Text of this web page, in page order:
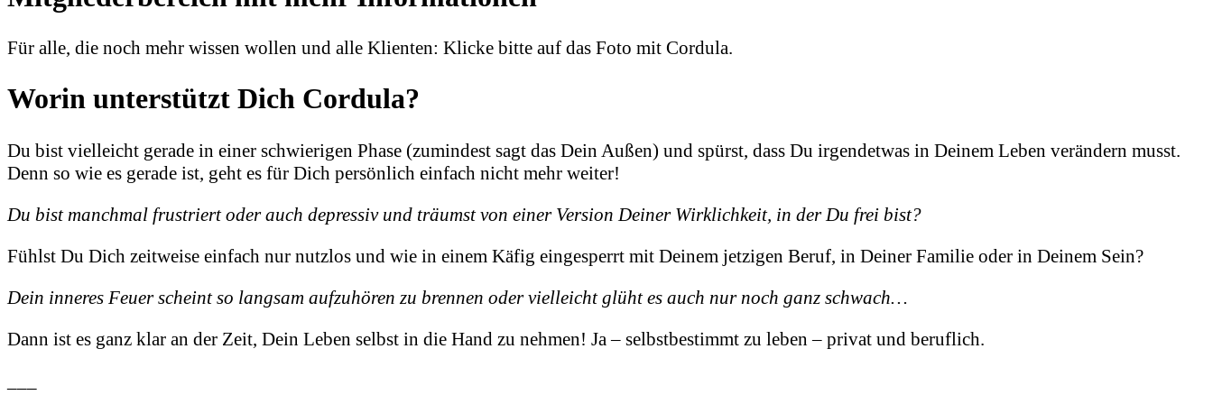
Für alle, die noch mehr wissen wollen und alle Klienten: Klicke bitte auf das Foto mit Cordula.
Worin unterstützt Dich Cordula?
Du bist vielleicht gerade in einer schwierigen Phase (zumindest sagt das Dein Außen) und spürst, dass Du irgendetwas in Deinem Leben verändern musst.
Denn so wie es gerade ist, geht es für Dich persönlich einfach nicht mehr weiter!
Du bist manchmal frustriert oder auch depressiv und träumst von einer Version Deiner Wirklichkeit, in der Du frei bist?
Fühlst Du Dich zeitweise einfach nur nutzlos und wie in einem Käfig eingesperrt mit Deinem jetzigen Beruf, in Deiner Familie oder in Deinem Sein?
Dein inneres Feuer scheint so langsam aufzuhören zu brennen oder vielleicht glüht es auch nur noch ganz schwach…
Dann ist es ganz klar an der Zeit, Dein Leben selbst in die Hand zu nehmen! Ja – selbstbestimmt zu leben – privat und beruflich.